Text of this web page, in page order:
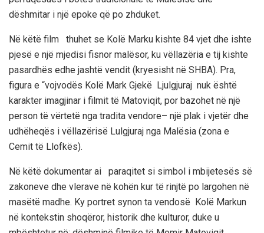
dëshmitar i një epoke që po zhduket.
Në këtë film thuhet se Kolë Marku kishte 84 vjet dhe ishte
pjesë e një mjedisi fisnor malësor, ku vëllazëria e tij kishte
pasardhës edhe jashtë vendit (kryesisht në SHBA). Pra,
figura e “vojvodës Kolë Mark Gjekë Ljulgjuraj nuk është
karakter imagjinar i filmit të Matoviqit, por bazohet në një
person të vërtetë nga tradita vendore– një plak i vjetër dhe
udhëheqës i vëllazërisë Lulgjuraj nga Malësia (zona e
Cemit të Llofkës).
Në këtë dokumentar ai
paraqitet si simbol i mbijetesës së
zakoneve dhe vlerave në kohën kur të rinjtë po largohen në
masëtë madhe. Ky portret synon ta vendosë Kolë Markun
në kontekstin shoqëror, historik dhe kulturor, duke u